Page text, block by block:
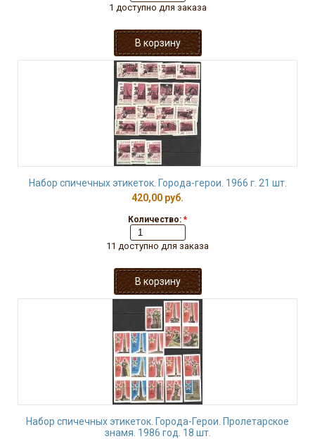
1 доступно для заказа
Набор спичечных этикеток. Города-герои. 1966 г. 21 шт.
420,00 руб.
Количество: *
11 доступно для заказа
Набор спичечных этикеток. Города-Герои. Пролетарское
знамя. 1986 год. 18 шт.